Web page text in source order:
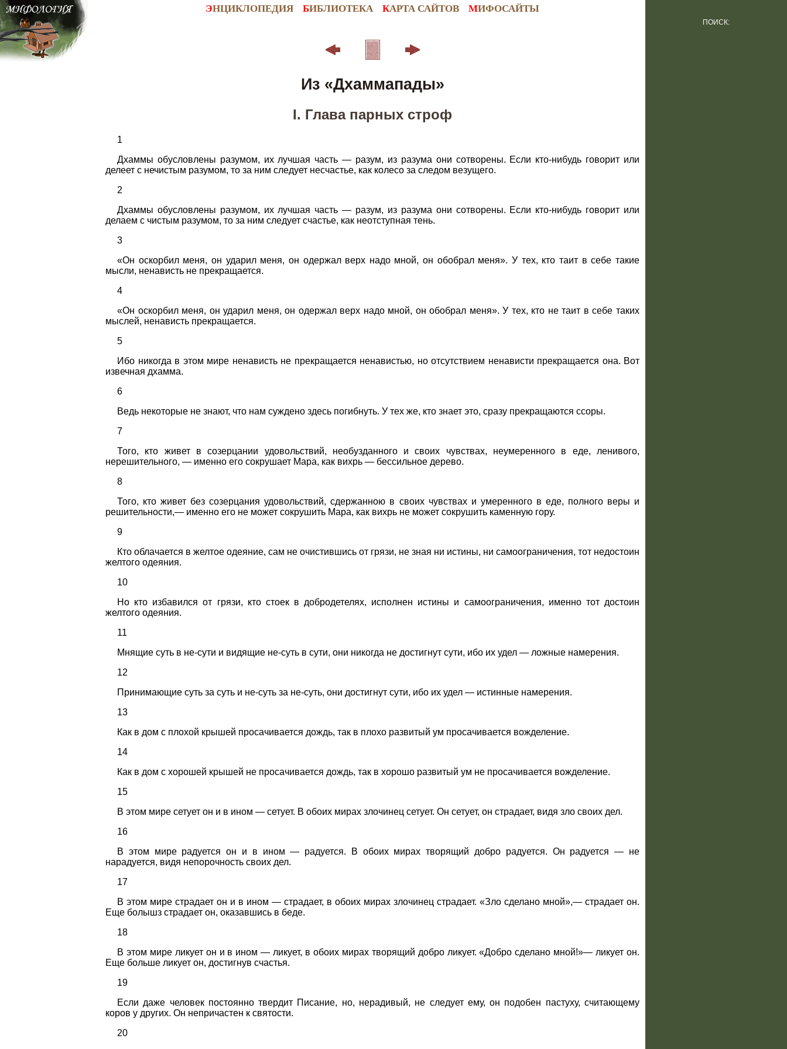
ЭНЦИКЛОПЕДИЯ БИБЛИОТЕКА КАРТА САЙТОВ МИФОСАЙТЫ
Из «Дхаммапады»
I. Глава парных строф
1
Дхаммы обусловлены разумом, их лучшая часть — разум, из разума они сотворены. Если кто-нибудь говорит или
делеет с нечистым разумом, то за ним следует несчастье, как колесо за следом везущего.
2
Дхаммы обусловлены разумом, их лучшая часть — разум, из разума они сотворены. Если кто-нибудь говорит или
делаем с чистым разумом, то за ним следует счастье, как неотступная тень.
3
«Он оскорбил меня, он ударил меня, он одержал верх надо мной, он обобрал меня». У тех, кто таит в себе такие
мысли, ненависть не прекращается.
4
«Он оскорбил меня, он ударил меня, он одержал верх надо мной, он обобрал меня». У тех, кто не таит в себе таких
мыслей, ненависть прекращается.
5
Ибо никогда в этом мире ненависть не прекращается ненавистью, но отсутствием ненависти прекращается она. Вот
извечная дхамма.
6
Ведь некоторые не знают, что нам суждено здесь погибнуть. У тех же, кто знает это, сразу прекращаются ссоры.
7
Того, кто живет в созерцании удовольствий, необузданного и своих чувствах, неумеренного в еде, ленивого,
нерешительного, — именно его сокрушает Мара, как вихрь — бессильное дерево.
8
Того, кто живет без созерцания удовольствий, сдержанною в своих чувствах и умеренного в еде, полного веры и
решительности,— именно его не может сокрушить Мара, как вихрь не может сокрушить каменную гору.
9
Кто облачается в желтое одеяние, сам не очистившись от грязи, не зная ни истины, ни самоограничения, тот недостоин
желтого одеяния.
10
Но кто избавился от грязи, кто стоек в добродетелях, исполнен истины и самоограничения, именно тот достоин
желтого одеяния.
11
Мнящие суть в не-сути и видящие не-суть в сути, они никогда не достигнут сути, ибо их удел — ложные намерения.
12
Принимающие суть за суть и не-суть за не-суть, они достигнут сути, ибо их удел — истинные намерения.
13
Как в дом с плохой крышей просачивается дождь, так в плохо развитый ум просачивается вожделение.
14
Как в дом с хорошей крышей не просачивается дождь, так в хорошо развитый ум не просачивается вожделение.
15
В этом мире сетует он и в ином — сетует. В обоих мирах злочинец сетует. Он сетует, он страдает, видя зло своих дел.
16
В этом мире радуется он и в ином — радуется. В обоих мирах творящий добро радуется. Он радуется — не
нарадуется, видя непорочность своих дел.
17
В этом мире страдает он и в ином — страдает, в обоих мирах злочинец страдает. «Зло сделано мной»,— страдает он.
Еще болышз страдает он, оказавшись в беде.
18
В этом мире ликует он и в ином — ликует, в обоих мирах творящий добро ликует. «Добро сделано мной!»— ликует он.
Еще больше ликует он, достигнув счастья.
19
Если даже человек постоянно твердит Писание, но, нерадивый, не следует ему, он подобен пастуху, считающему
коров у других. Он непричастен к святости.
20
ПОИСК: